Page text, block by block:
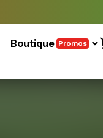
Boutique Promos